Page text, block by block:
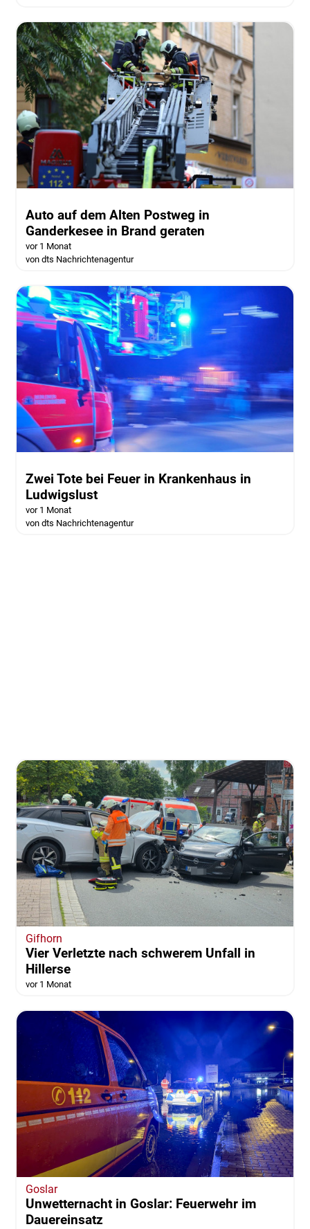
Auto auf dem Alten Postweg in
Ganderkesee in Brand geraten
vor 1 Monat
von dts Nachrichtenagentur
Zwei Tote bei Feuer in Krankenhaus in
Ludwigslust
vor 1 Monat
von dts Nachrichtenagentur
Gifhorn
Vier Verletzte nach schwerem Unfall in
Hillerse
vor 1 Monat
Goslar
Unwetternacht in Goslar: Feuerwehr im
Dauereinsatz